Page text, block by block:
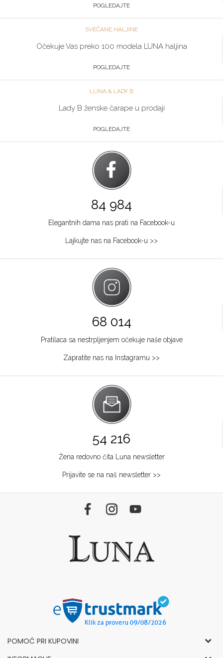
POGLEDAJTE
SVEČANE HALJINE
Očekuje Vas preko 100 modela LUNA haljina
POGLEDAJTE
LUNA & LADY B
Lady B ženske čarape u prodaji
POGLEDAJTE
84 984
Elegantnih dama nas prati na Facebook-u
Lajkujte nas na Facebook-u >>
68 014
Pratilaca sa nestrpljenjem očekuje naše objave
Zapratite nas na Instagramu >>
54 216
Žena redovno čita Luna newsletter
Prijavite se na naš newsletter >>
POMOĆ PRI KUPOVINI